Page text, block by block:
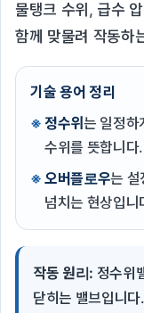
물탱크 수위, 급수
함께 맞물려 작동하
기술 용어 정리
정수위는 일정하
수위를 뜻합니다.
오버플로우는 설
넘치는 현상입니
작동 원리: 정수위
닫히는 밸브입니